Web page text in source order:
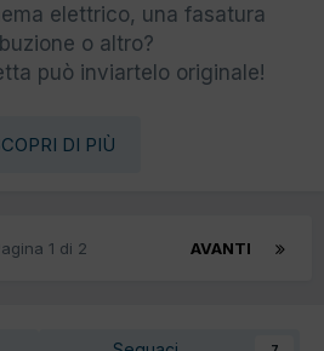
elettrico, una fasatura
o altro?
può inviartelo originale!
DI PIÙ
AVANTI
1 di 2